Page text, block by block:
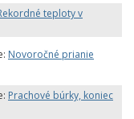
teploty v
Novoročné prianie
Prachové búrky, koniec